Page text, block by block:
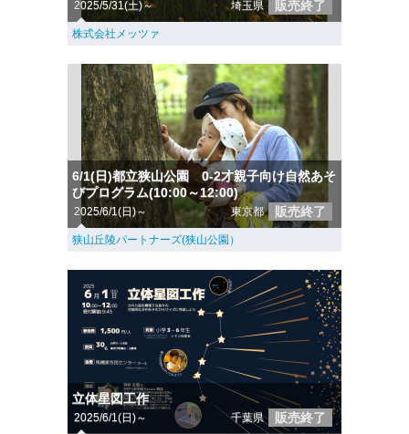
2025/5/31(土)～ 埼玉県 販売終了
株式会社メッツァ
6/1(日)都立狭山公園 0-2才親子向け自然あそ
びプログラム(10:00～12:00)
2025/6/1(日)～ 東京都 販売終了
狭山丘陵パートナーズ(狭山公園）
立体星図工作
2025/6/1(日)～ 千葉県 販売終了